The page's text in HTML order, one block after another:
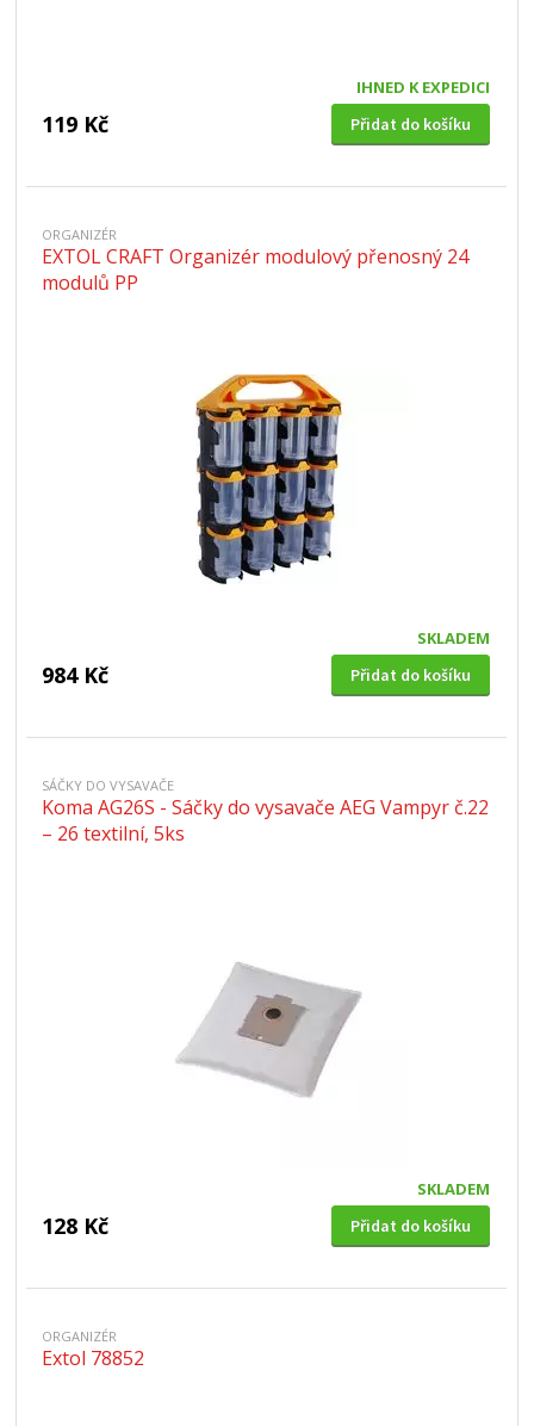
IHNED K EXPEDICI
119 Kč Přidat do košíku
ORGANIZÉR
EXTOL CRAFT Organizér modulový přenosný 24
modulů PP
SKLADEM
984 Kč Přidat do košíku
SÁČKY DO VYSAVAČE
Koma AG26S - Sáčky do vysavače AEG Vampyr č.22
– 26 textilní, 5ks
SKLADEM
128 Kč Přidat do košíku
ORGANIZÉR
Extol 78852